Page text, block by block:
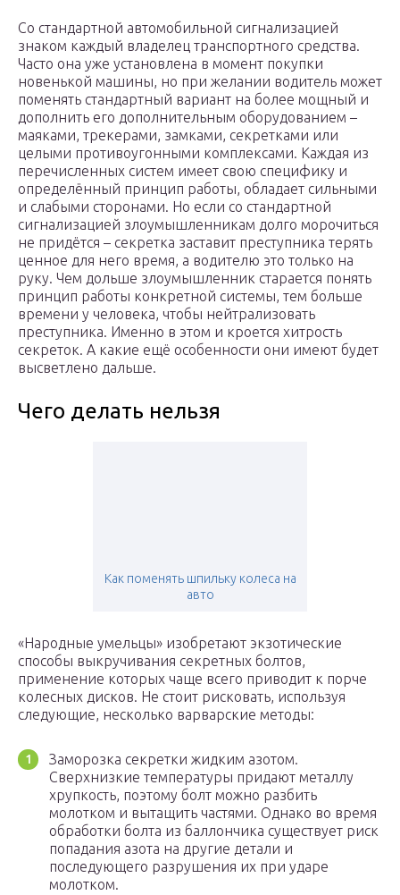
Со стандартной автомобильной сигнализацией
знаком каждый владелец транспортного средства.
Часто она уже установлена в момент покупки
новенькой машины, но при желании водитель может
поменять стандартный вариант на более мощный и
дополнить его дополнительным оборудованием –
маяками, трекерами, замками, секретками или
целыми противоугонными комплексами. Каждая из
перечисленных систем имеет свою специфику и
определённый принцип работы, обладает сильными
и слабыми сторонами. Но если со стандартной
сигнализацией злоумышленникам долго морочиться
не придётся – секретка заставит преступника терять
ценное для него время, а водителю это только на
руку. Чем дольше злоумышленник старается понять
принцип работы конкретной системы, тем больше
времени у человека, чтобы нейтрализовать
преступника. Именно в этом и кроется хитрость
секреток. А какие ещё особенности они имеют будет
высветлено дальше.
Чего делать нельзя
Как поменять шпильку колеса на
авто
«Народные умельцы» изобретают экзотические
способы выкручивания секретных болтов,
применение которых чаще всего приводит к порче
колесных дисков. Не стоит рисковать, используя
следующие, несколько варварские методы:
Заморозка секретки жидким азотом.
Сверхнизкие температуры придают металлу
хрупкость, поэтому болт можно разбить
молотком и вытащить частями. Однако во время
обработки болта из баллончика существует риск
попадания азота на другие детали и
последующего разрушения их при ударе
молотком.